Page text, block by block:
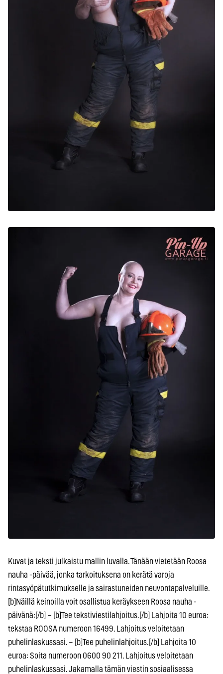
Kuvat ja teksti julkaistu mallin luvalla. Tänään vietetään Roosa
nauha -päivää, jonka tarkoituksena on kerätä varoja
rintasyöpätutkimukselle ja sairastuneiden neuvontapalveluille.
[b]Näillä keinoilla voit osallistua keräykseen Roosa nauha -
päivänä:[/b] – [b]Tee tekstiviestilahjoitus.[/b] Lahjoita 10 euroa:
tekstaa ROOSA numeroon 16499. Lahjoitus veloitetaan
puhelinlaskussasi. – [b]Tee puhelinlahjoitus.[/b] Lahjoita 10
euroa: Soita numeroon 0600 90 211. Lahjoitus veloitetaan
puhelinlaskussasi. Jakamalla tämän viestin sosiaalisessa